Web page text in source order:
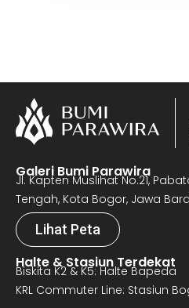
Galeri Bumi Parawira
Jl. Kapten Muslihat No.21,
Tengah, Kota Bogor, Jawa
Lihat Peta
Halte & Stasiun Terdekat
Biskita K2 & K5: Halte Bapeda
KRL Commuter Line: Stasiun